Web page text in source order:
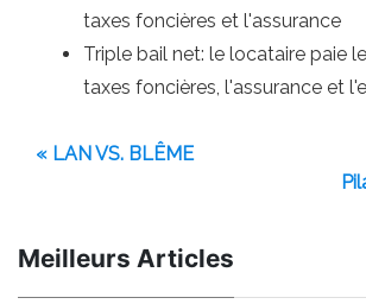
taxes foncières et l'assurance
Triple bail net: le locataire paie
taxes foncières, l'assurance et
« LAN VS. BLÊME
Meilleurs Articles